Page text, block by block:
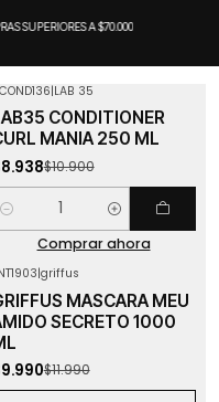
SUPERIORES A $70.000
|LAB 35
CONDITIONER
MANIA 250 ML
$10.900
Cantidad
Comprar ahora
Agotado
|griffus
MASCARA MEU
SECRETO 1000
$11.990